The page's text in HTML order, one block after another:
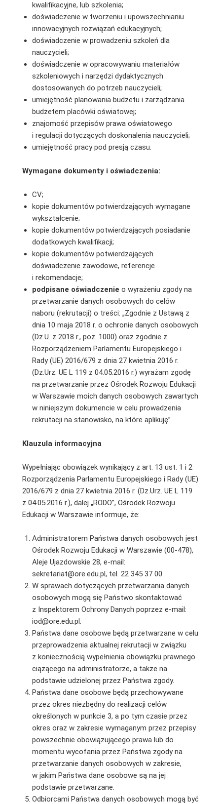
kwalifikacyjne, lub szkolenia;
doświadczenie w tworzeniu i upowszechnianiu
innowacyjnych rozwiązań edukacyjnych;
doświadczenie w prowadzeniu szkoleń dla
nauczycieli;
doświadczenie w opracowywaniu materiałów
szkoleniowych i narzędzi dydaktycznych
dostosowanych do potrzeb nauczycieli;
umiejętność planowania budżetu i zarządzania
budżetem placówki oświatowej;
znajomość przepisów prawa oświatowego
i regulacji dotyczących doskonalenia nauczycieli;
umiejętność pracy pod presją czasu.
Wymagane dokumenty i oświadczenia:
CV;
kopie dokumentów potwierdzających wymagane
wykształcenie;
kopie dokumentów potwierdzających posiadanie
dodatkowych kwalifikacji;
kopie dokumentów potwierdzających
doświadczenie zawodowe, referencje
i rekomendacje;
podpisane oświadczenie o wyrażeniu zgody na
przetwarzanie danych osobowych do celów
naboru (rekrutacji) o treści: „Zgodnie z Ustawą z
dnia 10 maja 2018 r. o ochronie danych osobowych
(Dz.U. z 2018 r., poz. 1000) oraz zgodnie z
Rozporządzeniem Parlamentu Europejskiego i
Rady (UE) 2016/679 z dnia 27 kwietnia 2016 r.
(Dz.Urz. UE L 119 z 04.05.2016 r.) wyrażam zgodę
na przetwarzanie przez Ośrodek Rozwoju Edukacji
w Warszawie moich danych osobowych zawartych
w niniejszym dokumencie w celu prowadzenia
rekrutacji na stanowisko, na które aplikuję”.
Klauzula informacyjna
Wypełniając obowiązek wynikający z art. 13 ust. 1 i 2
Rozporządzenia Parlamentu Europejskiego i Rady (UE)
2016/679 z dnia 27 kwietnia 2016 r. (Dz.Urz. UE L 119
z 04.05.2016 r.), dalej „RODO”, Ośrodek Rozwoju
Edukacji w Warszawie informuje, że:
Administratorem Państwa danych osobowych jest
Ośrodek Rozwoju Edukacji w Warszawie (00-478),
Aleje Ujazdowskie 28, e-mail:
sekretariat@ore.edu.pl, tel. 22 345 37 00.
W sprawach dotyczących przetwarzania danych
osobowych mogą się Państwo skontaktować
z Inspektorem Ochrony Danych poprzez e-mail:
iod@ore.edu.pl.
Państwa dane osobowe będą przetwarzane w celu
przeprowadzenia aktualnej rekrutacji w związku
z koniecznością wypełnienia obowiązku prawnego
ciążącego na administratorze, a także na
podstawie udzielonej przez Państwa zgody.
Państwa dane osobowe będą przechowywane
przez okres niezbędny do realizacji celów
określonych w punkcie 3, a po tym czasie przez
okres oraz w zakresie wymaganym przez przepisy
powszechnie obowiązującego prawa lub do
momentu wycofania przez Państwa zgody na
przetwarzanie danych osobowych w zakresie,
w jakim Państwa dane osobowe są na jej
podstawie przetwarzane.
Odbiorcami Państwa danych osobowych mogą być